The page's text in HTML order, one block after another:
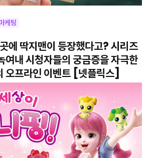
케팅
에 딱지맨이 등장했다고? 시리즈
여내 시청자들의 궁금증을 자극한
오프라인 이벤트 [넷플릭스]